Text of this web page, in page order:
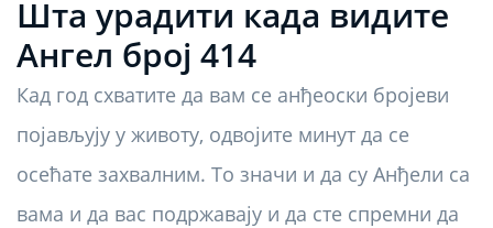
Шта урадити када видите
Ангел број 414
Кад год схватите да вам се анђеоски бројеви
појављују у животу, одвојите минут да се
осећате захвалним. То значи и да су Анђели са
вама и да вас подржавају и да сте спремни да